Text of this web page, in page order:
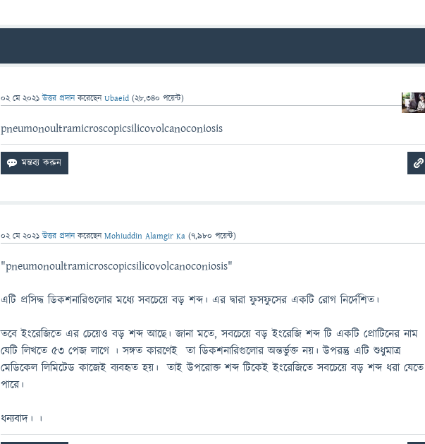
02 মে 2021 উত্তর প্রদান করেছেনUbaeid (28,340 পয়েন্ট)
pneumonoultramicroscopicsilicovolcanoconiosis
02 মে 2021 উত্তর প্রদান করেছেনMohiuddin Alamgir Ka (7,980 পয়েন্ট)
"pneumonoultramicroscopicsilicovolcanoconiosis"
এটি প্রসিদ্ধ ডিকশনারিগুলোর মধ্যে সবচেয়ে বড় শব্দ। এর দ্বারা ফুসফুসের একটি রোগ নির্দেশিত।
তবে ইংরেজিতে এর চেয়েও বড় শব্দ আছে। জানা মতে, সবচেয়ে বড় ইংরেজি শব্দ টি একটি প্রোটিনের নাম
যেটি লিখতে 53 পেজ লাগে । সঙ্গত কারণেই তা ডিকশনারিগুলোর অন্তর্ভুক্ত নয়। উপরন্তু এটি শুধুমাত্র
মেডিকেল লিমিটেড কাজেই ব্যবহৃত হয়। তাই উপরোক্ত শব্দ টিকেই ইংরেজিতে সবচেয়ে বড় শব্দ ধরা যেতে
পারে।
ধন্যবাদ। ।